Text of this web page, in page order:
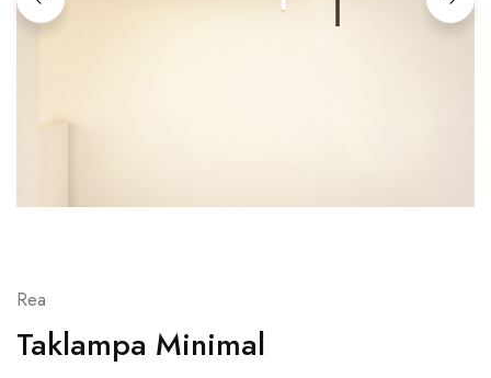
Rea
Taklampa Minimal